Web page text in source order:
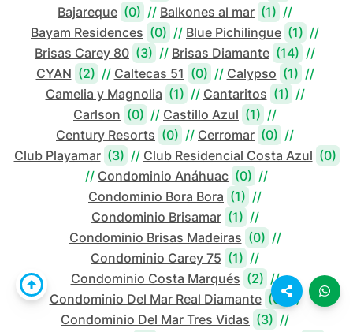
Bajareque (0) // Balkones al mar (1) //
Bayam Residences (0) // Blue Pichilingue (1) //
Brisas Carey 80 (3) // Brisas Diamante (14) //
CYAN (2) // Caltecas 51 (0) // Calypso (1) //
Camelia y Magnolia (1) // Cantaritos (1) //
Carlson (0) // Castillo Azul (1) //
Century Resorts (0) // Cerromar (0) //
Club Playamar (3) // Club Residencial Costa Azul (0)
// Condominio Anáhuac (0) //
Condominio Bora Bora (1) //
Condominio Brisamar (1) //
Condominio Brisas Madeiras (0) //
Condominio Carey 75 (1) //
Condominio Costa Marqués (2) //
Condominio Del Mar Real Diamante (0)
//
Condominio Del Mar Tres Vidas (3) //